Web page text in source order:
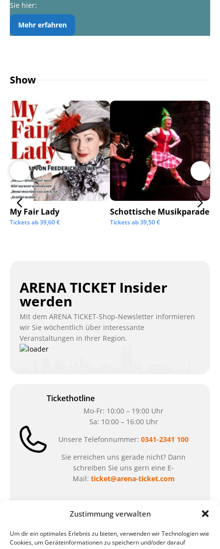
Zustimmung verwalten
Um dir ein optimales Erlebnis zu bieten, verwenden wir Technologien wie
Cookies, um Geräteinformationen zu speichern und/oder darauf
Sie hier:
Mehr erfahren
Show
My Fair Lady
Tickets ab39,60€
Schottische Musikparade
Tickets ab39,50€
ARENA TICKET Insider
werden
Mit dem ARENA TICKET-Shop-Newsletter informieren
wir Sie wöchentlich über interessante
Veranstaltungen in Ihrer Region.
Tickethotline
Mo-Fr: 10:00 – 19:00 Uhr
Sa: 10:00 – 16:00 Uhr
Unsere Telefonnummer: 0341-2341 100
Sie erreichen uns gerade nicht? Dann
schreiben Sie uns gern eine E-
Mail: ticket@arena-ticket.com
Kassenöffnungszeiten
unsere Sonderöffnungszeiten im Sommer:
in der Zeit vom 06.07. – 07.08.2026